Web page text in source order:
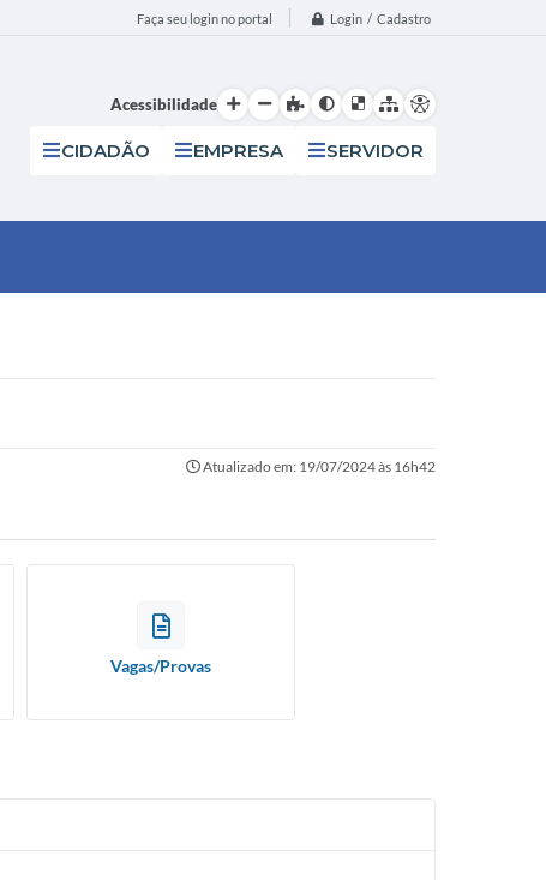
Faça seu login no portal Login / Cadastro
Acessibilidade
CIDADÃO EMPRESA SERVIDOR
Atualizado em: 19/07/2024 às 16h42
Vagas/Provas